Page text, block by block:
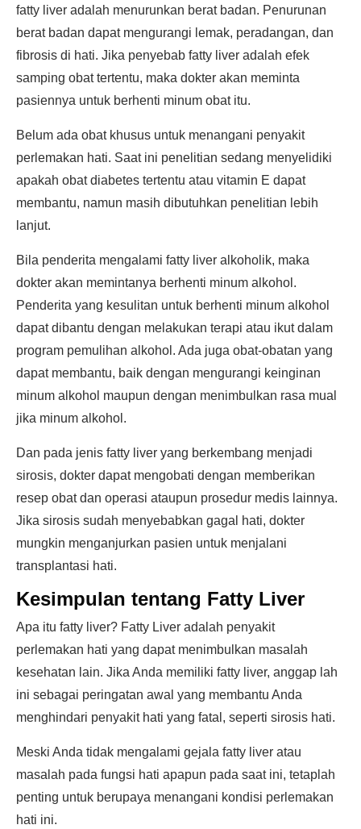
fatty liver adalah menurunkan berat badan. Penurunan
berat badan dapat mengurangi lemak, peradangan, dan
fibrosis di hati. Jika penyebab fatty liver adalah efek
samping obat tertentu, maka dokter akan meminta
pasiennya untuk berhenti minum obat itu.
Belum ada obat khusus untuk menangani penyakit
perlemakan hati. Saat ini penelitian sedang menyelidiki
apakah obat diabetes tertentu atau vitamin E dapat
membantu, namun masih dibutuhkan penelitian lebih
lanjut.
Bila penderita mengalami fatty liver alkoholik, maka
dokter akan memintanya berhenti minum alkohol.
Penderita yang kesulitan untuk berhenti minum alkohol
dapat dibantu dengan melakukan terapi atau ikut dalam
program pemulihan alkohol. Ada juga obat-obatan yang
dapat membantu, baik dengan mengurangi keinginan
minum alkohol maupun dengan menimbulkan rasa mual
jika minum alkohol.
Dan pada jenis fatty liver yang berkembang menjadi
sirosis, dokter dapat mengobati dengan memberikan
resep obat dan operasi ataupun prosedur medis lainnya.
Jika sirosis sudah menyebabkan gagal hati, dokter
mungkin menganjurkan pasien untuk menjalani
transplantasi hati.
Kesimpulan tentang Fatty Liver
Apa itu fatty liver? Fatty Liver adalah penyakit
perlemakan hati yang dapat menimbulkan masalah
kesehatan lain. Jika Anda memiliki fatty liver, anggap lah
ini sebagai peringatan awal yang membantu Anda
menghindari penyakit hati yang fatal, seperti sirosis hati.
Meski Anda tidak mengalami gejala fatty liver atau
masalah pada fungsi hati apapun pada saat ini, tetaplah
penting untuk berupaya menangani kondisi perlemakan
hati ini.